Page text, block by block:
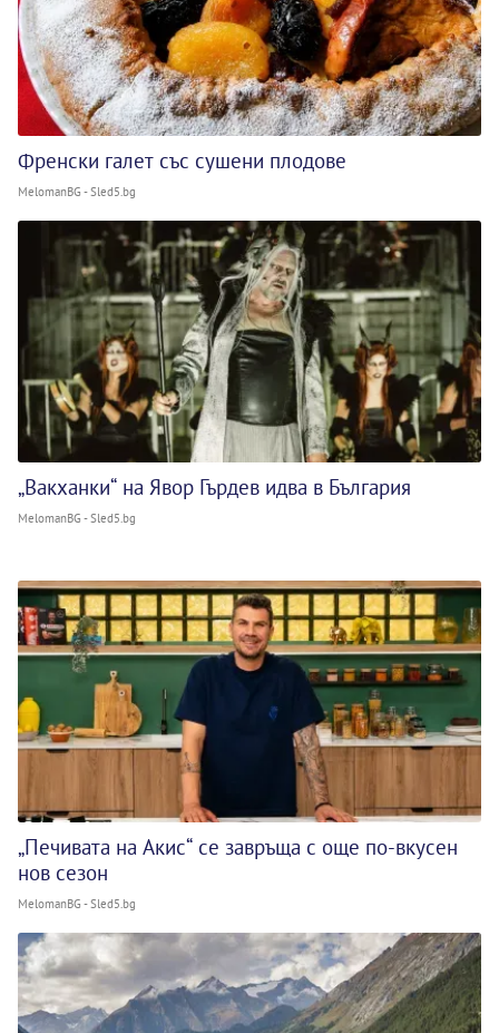
Френски галет със сушени плодове
MelomanBG - Sled5.bg
„Вакханки“ на Явор Гърдев идва в България
MelomanBG - Sled5.bg
„Печивата на Акис“ се завръща с още по-вкусен
нов сезон
MelomanBG - Sled5.bg